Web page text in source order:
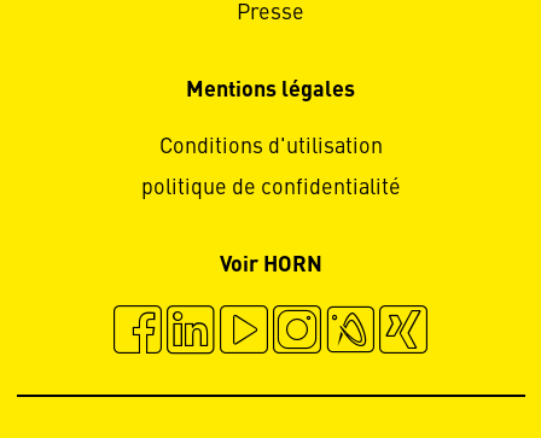
Presse
Mentions légales
Conditions d'utilisation
politique de confidentialité
Voir HORN